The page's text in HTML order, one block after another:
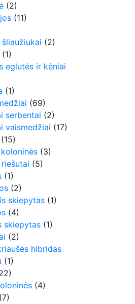
(2)
(11)
(2)
(1)
eglutės ir kėniai
(1)
(69)
serbentai (2)
vaismedžiai (17)
(15)
(3)
(5)
(1)
(2)
skiepytas (1)
(4)
skiepytas (1)
(2)
hibridas
(1)
(4)
(7)